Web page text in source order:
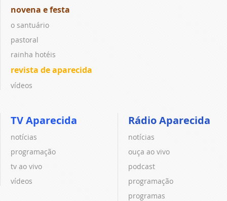
novena e festa
o santuário
pastoral
rainha hotéis
revista de aparecida
vídeos
TV Aparecida
notícias
programação
tv ao vivo
vídeos
Rádio Aparecida
notícias
ouça ao vivo
podcast
programação
programas